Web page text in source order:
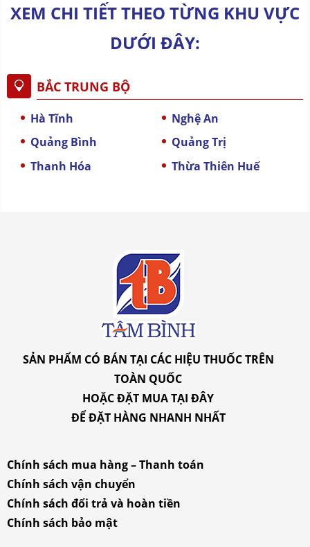
XEM CHI TIẾT THEO TỪNG KHU VỰC
DƯỚI ĐÂY:
BẮC TRUNG BỘ
Hà Tĩnh
Nghệ An
Quảng Bình
Quảng Trị
Thanh Hóa
Thừa Thiên Huế
SẢN PHẨM CÓ BÁN TẠI CÁC HIỆU THUỐC TRÊN
TOÀN QUỐC
HOẶC ĐẶT MUATẠI ĐÂY
ĐỂ ĐẶT HÀNG NHANH NHẤT
Chính sách mua hàng – Thanh toán
Chính sách vận chuyển
Chính sách đổi trả và hoàn tiền
Chính sách bảo mật